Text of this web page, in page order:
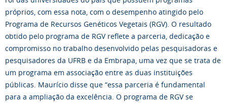
próprios, com essa nota, com o desempenho atingido pelo
Programa de Recursos Genéticos Vegetais (RGV). O resultado
obtido pelo programa de RGV reflete a parceria, dedicação e
compromisso no trabalho desenvolvido pelas pesquisadoras e
pesquisadores da UFRB e da Embrapa, uma vez que se trata de
um programa em associação entre as duas instituições
públicas. Maurício disse que “essa parceria é fundamental
para a ampliação da excelência. O programa de RGV se